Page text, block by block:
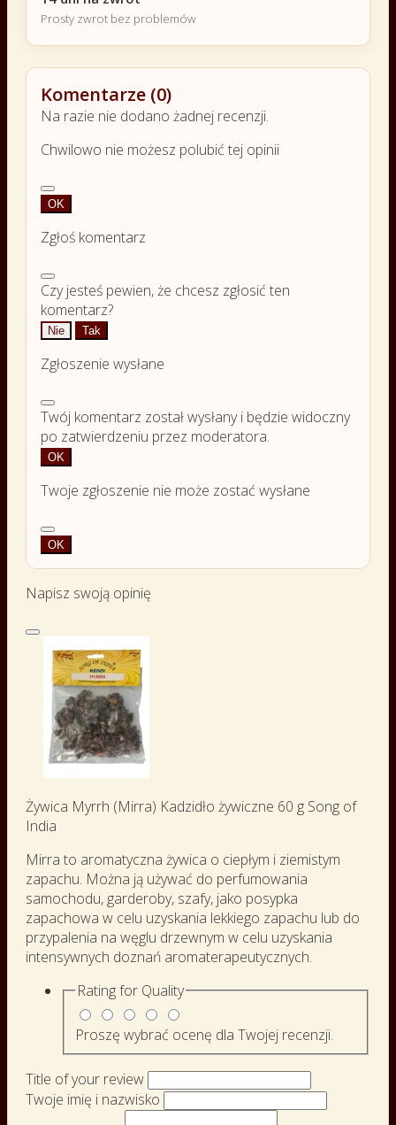
Prosty zwrot bez problemów
Komentarze (0)
Na razie nie dodano żadnej recenzji.
Chwilowo nie możesz polubić tej opinii
OK
Zgłoś komentarz
Czy jesteś pewien, że chcesz zgłosić ten
komentarz?
Nie Tak
Zgłoszenie wysłane
Twój komentarz został wysłany i będzie widoczny
po zatwierdzeniu przez moderatora.
OK
Twoje zgłoszenie nie może zostać wysłane
OK
Napisz swoją opinię
Żywica Myrrh (Mirra) Kadzidło żywiczne 60 g Song of
India
Mirra to aromatyczna żywica o ciepłym i ziemistym
zapachu. Można ją używać do perfumowania
samochodu, garderoby, szafy, jako posypka
zapachowa w celu uzyskania lekkiego zapachu lub do
przypalenia na węglu drzewnym w celu uzyskania
intensywnych doznań aromaterapeutycznych.
Rating for Quality
Proszę wybrać ocenę dla Twojej recenzji.
Title of your review
Twoje imię i nazwisko